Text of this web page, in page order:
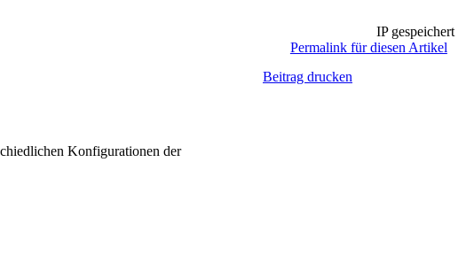
IP gespeichert
Permalink für diesen Artikel
Beitrag drucken
Konfigurationen der